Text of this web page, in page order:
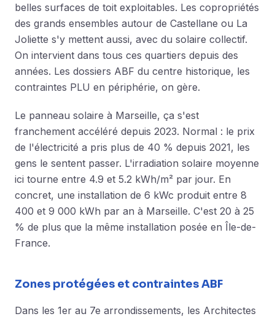
belles surfaces de toit exploitables. Les copropriétés
des grands ensembles autour de Castellane ou La
Joliette s'y mettent aussi, avec du solaire collectif.
On intervient dans tous ces quartiers depuis des
années. Les dossiers ABF du centre historique, les
contraintes PLU en périphérie, on gère.
Le panneau solaire à Marseille, ça s'est
franchement accéléré depuis 2023. Normal : le prix
de l'électricité a pris plus de 40 % depuis 2021, les
gens le sentent passer. L'irradiation solaire moyenne
ici tourne entre 4.9 et 5.2 kWh/m² par jour. En
concret, une installation de 6 kWc produit entre 8
400 et 9 000 kWh par an à Marseille. C'est 20 à 25
% de plus que la même installation posée en Île-de-
France.
Zones protégées et contraintes ABF
Dans les 1er au 7e arrondissements, les Architectes